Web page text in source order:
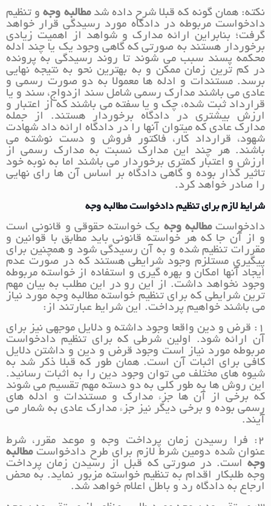
نکته: همان گونه که قبلا شرح داده شدمطالبه وجهو تنظیم
دادخواست مربوطه در دادگاه مورد رسیدگی قرار خواهد
گرفت؛ بنابراین ارائه مدارک و شواهد از اهمیت زیادی
برخوردار هستند به صورتی که گاهی وجود یک یا چند ادله
محکمه پسند سبب می شوند تا روند رسیدگی به پرونده
در کم ترین زمان ممکن و به بهترین نحو به نتیجه نهایی
برسد. مستندات و ادله ها معمولا به دو صورت رسمی و
عادی می باشند مدارک رسمی شامل سند ازدواج، سند و یا
قرارداد ثبت شده، چک و یا سفته می باشند که از اعتبار و
ارزش بیشتری در دادگاه برخوردار هستند. از جمله
مدارک عادی که میتوان آنها را در دادگاه ارائه داد شهادت
شهود، قرارداد کار، فاکتور فروش و دست نوشته می
باشند. هر چند این مدارک نسبت به مدارک رسمی از
ارزش و اعتبار کمتری برخوردار می باشند اما به نوبه خود
تاثیر گذار بوده و گاهی دادگاه بر اساس آن ها رای نهایی
را صادر خواهد کرد.
شرایط لازم برای تنظیم دادخواست مطالبه وجه
دادخواستمطالبه وجه یک خواسته حقوقی و قانونی است
و از آن جا که هر خواسته قانونی باید مطابق با قوانین و
مقررات تنظیم شده و به آن رسیدگی شود و همچنین برای
پیگیری مستلزم وجود شرایطی هستند که در صورت عدم
ایجاد آنها امکان و بهره گیری و استفاده از خواسته مربوطه
وجود نخواهد داشت. از این رو در این مطلب به بیان مهم
ترین شرایطی که برای تنظیم خواسته مطالبه وجه مورد نیاز
می باشند خواهیم پرداخت. این شرایط عبارتند از:
۱: قرض و دین واقعا وجود داشته و دلایل موجهی نیز برای
آن ارائه شود. اولین شرطی که برای تنظیم دادخواست
مربوطه مورد نیاز است وجود قرض و دین و داشتن دلایل
کافی برای اثبات آن است. همان طور که قبلا ذکر شد به
شیوه های مختلف می توان وجود دین را به اثبات رسانید.
این روش ها به طور کلی به دو دسته مهم تقسیم می شوند
که برخی از آن ها جزء مدارک و مستندات و ادله های
رسمی بوده و برخی دیگر نیز جزء مدارک عادی به شمار می
آیند.
۲: فرا رسیدن زمان پرداخت وجه و موعد مقرر، شرط
عنوان شده دومین شرط لازم برای طرح دادخواستمطالبه
وجه است. در صورتی که قبل از رسیدن زمان پرداخت
وجه طلبکار اقدام به تنظیم خواسته مزبور نماید. به محض
ارجاع به دادگاه رد و باطل اعلام خواهد شد.